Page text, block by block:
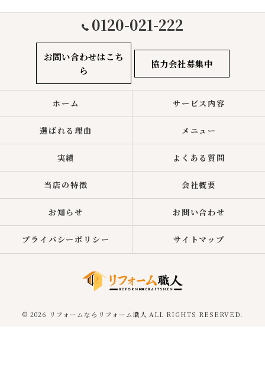
0120-021-222
お問い合わせはこち
ら
協力会社募集中
ホーム サービス内容
選ばれる理由 メニュー
実績 よくある質問
当店の特徴 会社概要
お知らせ お問い合わせ
プライバシーポリシー サイトマップ
© 2026 リフォームならリフォーム職人 ALL RIGHTS RESERVED.